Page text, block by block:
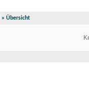
» Übersicht